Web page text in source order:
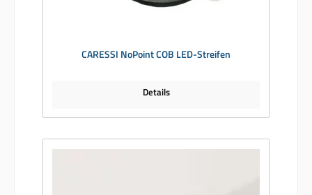
CARESSI NoPoint COB LED-Streifen
Details